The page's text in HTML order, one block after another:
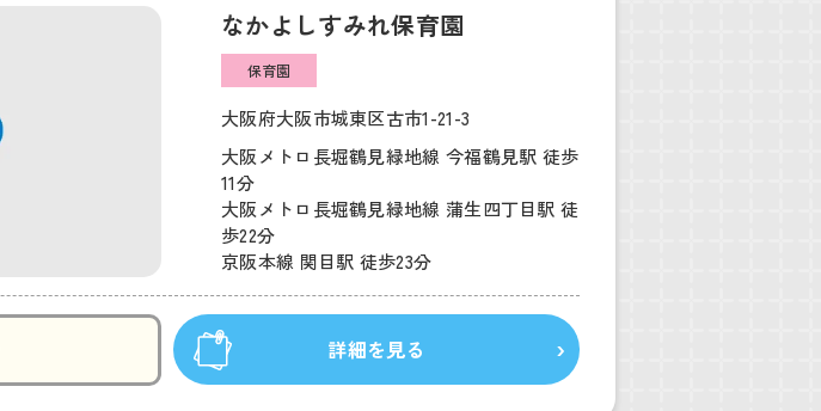
なかよしすみれ保育園
保育園
大阪府大阪市城東区古市1-21-3
大阪メトロ長堀鶴見緑地線 今福鶴見駅 徒歩
11分
大阪メトロ長堀鶴見緑地線 蒲生四丁目駅 徒
歩22分
京阪本線 関目駅 徒歩23分
詳細を見る